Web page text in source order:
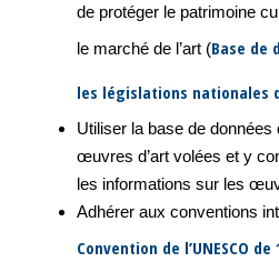
de protéger le patrimoine
le marché de l’art (Base de
les législations nationales
Utiliser la base de données
œuvres d’art volées et y
les informations sur les
Adhérer aux conventions
Convention de l’UNESCO de